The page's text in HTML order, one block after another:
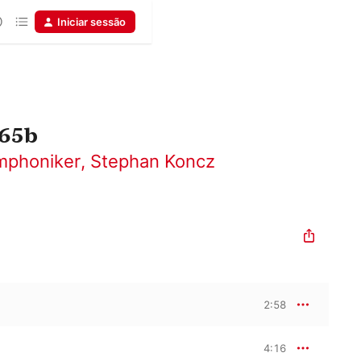
Iniciar sessão
, Stephan Koncz
2:58
4:16